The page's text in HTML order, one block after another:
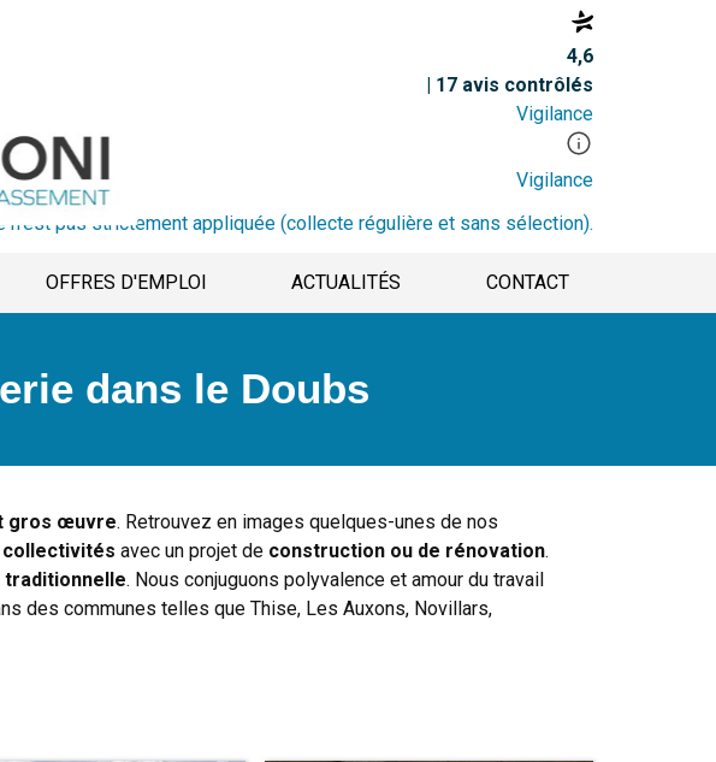
4,6
| 17 avis contrôlés
Vigilance
Vigilance
pas strictement appliquée (collecte régulière et sans sélection).
OFFRES D'EMPLOI ACTUALITÉS CONTACT
dans le Doubs
gros œuvre. Retrouvez en images quelques-unes de nos
collectivités avec un projet de construction ou de rénovation.
traditionnelle. Nous conjuguons polyvalence et amour du travail
des communes telles que Thise, Les Auxons, Novillars,